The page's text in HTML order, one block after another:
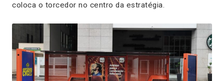
coloca o torcedor no centro da estratégia.